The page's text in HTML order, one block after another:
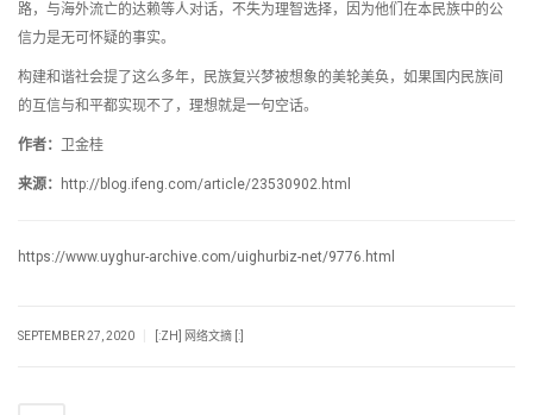
路，与海外流亡的达赖等人对话，不失为理智选择，因为他们在本民族中的公
信力是无可怀疑的事实。
构建和谐社会提了这么多年，民族复兴梦被想象的美轮美奂，如果国内民族间
的互信与和平都实现不了，理想就是一句空话。
作者： 卫金桂
来源： http://blog.ifeng.com/article/23530902.html
https://www.uyghur-archive.com/uighurbiz-net/9776.html
SEPTEMBER 27, 2020 [:ZH] 网络文摘 [:]